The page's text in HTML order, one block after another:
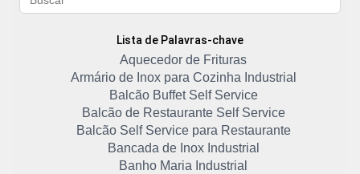
Lista de Palavras-chave
Aquecedor de Frituras
Armário de Inox para Cozinha Industrial
Balcão Buffet Self Service
Balcão de Restaurante Self Service
Balcão Self Service para Restaurante
Bancada de Inox Industrial
Banho Maria Industrial